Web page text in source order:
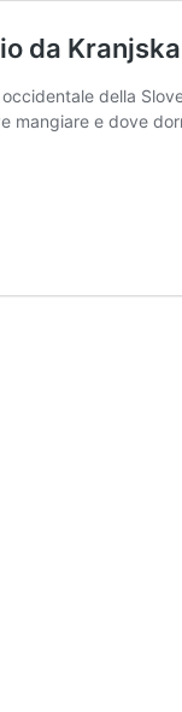
da
della
mangiare e dove